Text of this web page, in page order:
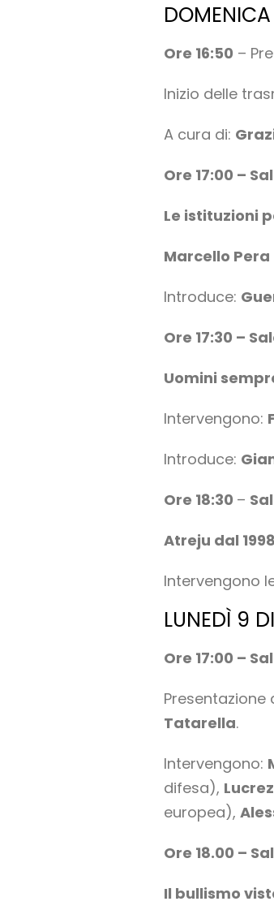
Ore 16:50 –
Inizio delle
A cura di:
Ore 17:00 –
Le istituzioni
Marcello Pera
Introduce:
Ore 17:30 –
Uomini
Intervengono:
Introduce:
Ore 18:30 –
Atreju dal
Intervengono
LUNEDÌ 9
Ore 17:00 –
Presentazione
Tatarella.
Intervengono:
difesa),
europea),
Ore 18.00 –
Il bullismo